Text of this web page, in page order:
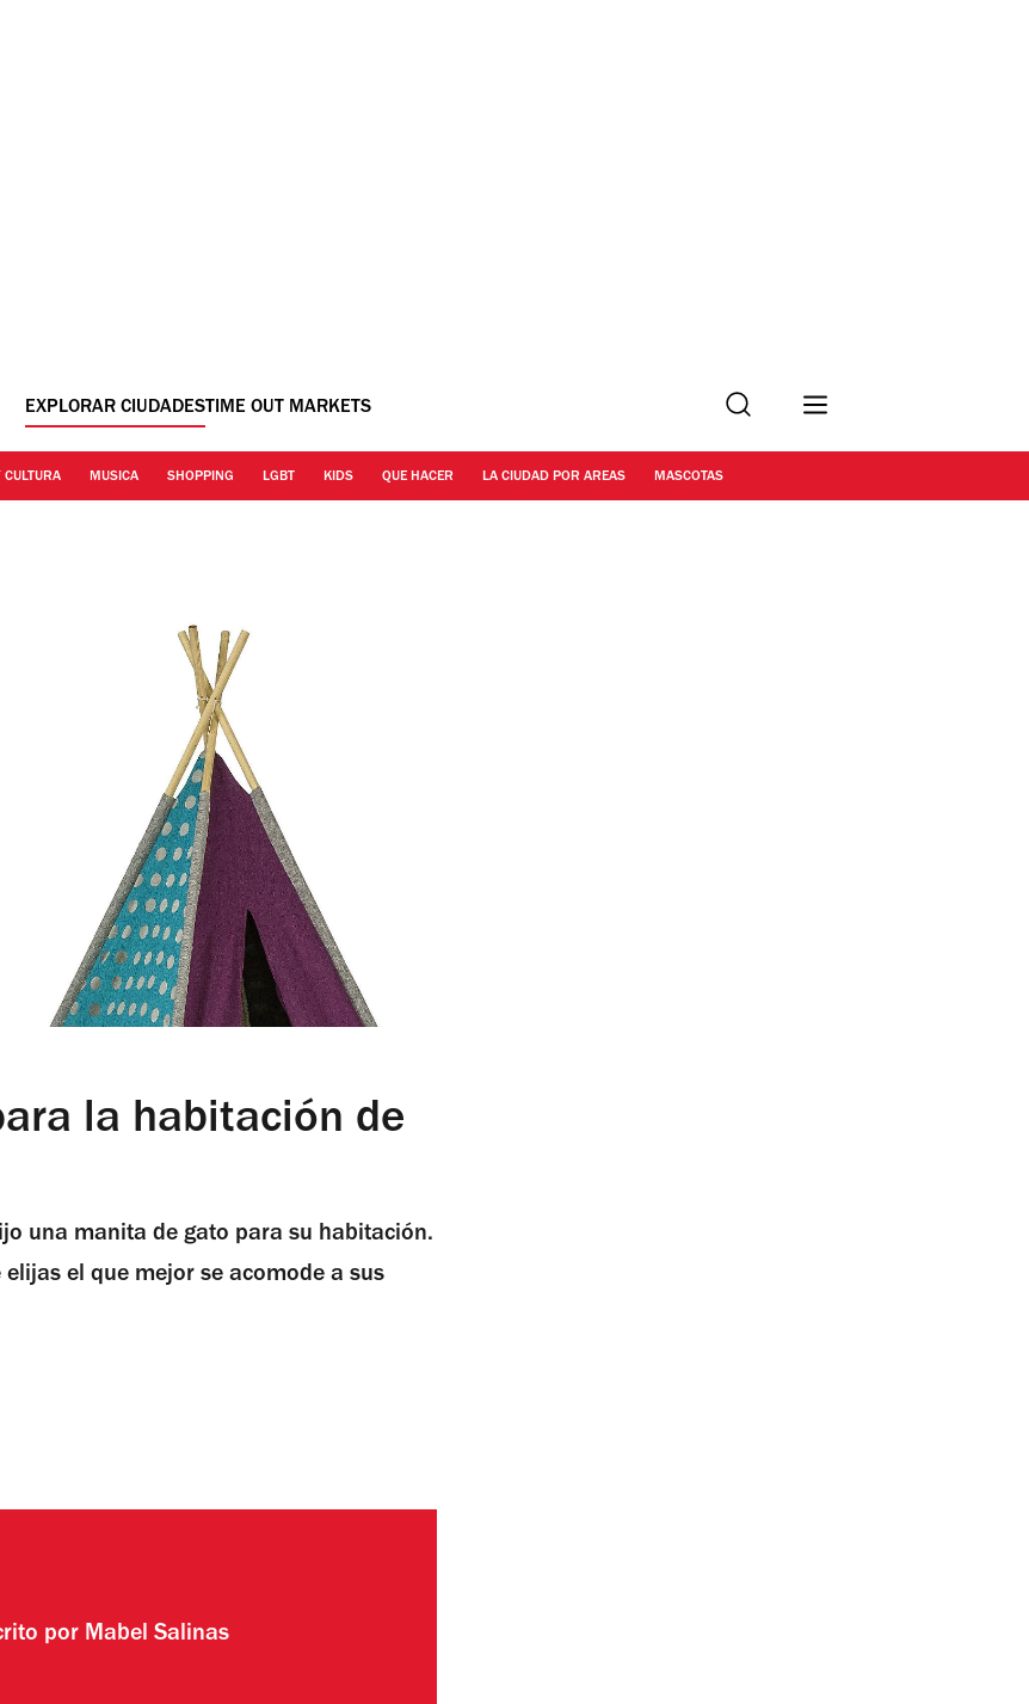
EXPLORAR CIUDADESTIME OUT MARKETS Buscar
CULTURA MUSICA SHOPPING LGBT KIDS QUE HACER LA CIUDAD POR AREAS MASCOTAS
la habitación de
una manita de gato para su habitación.
el que mejor se acomode a sus
por Mabel Salinas